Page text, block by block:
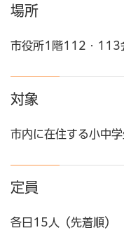
場所
市役所1階112・113
対象
市内に在住する小中
定員
各日15人（先着順）